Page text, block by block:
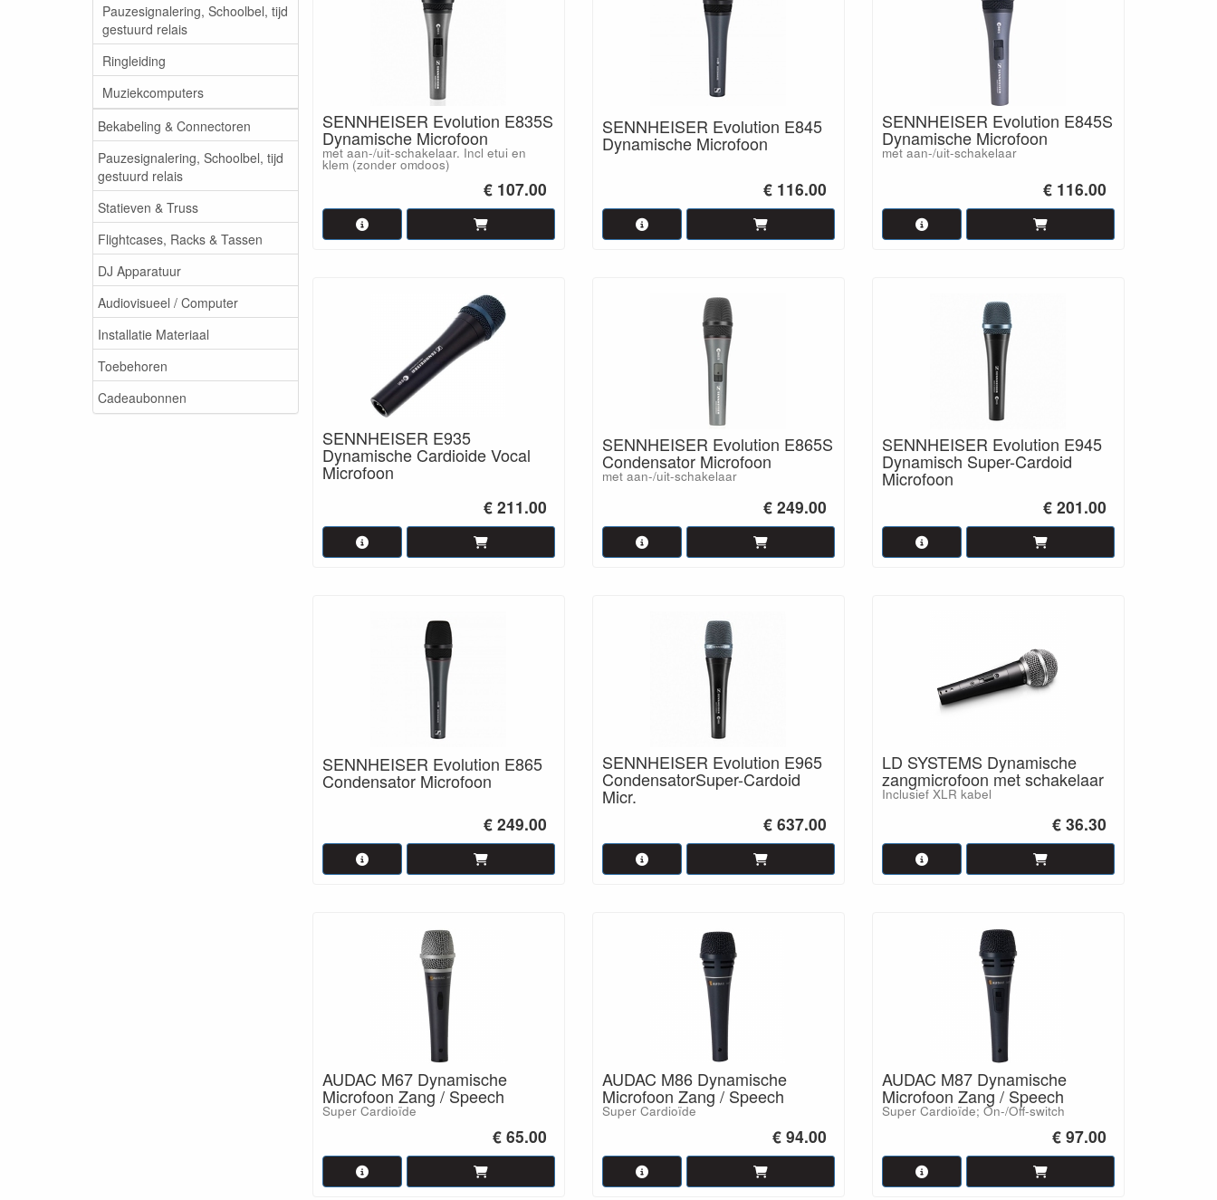
Pauzesignalering, Schoolbel, tijd
gestuurd relais
Ringleiding
Muziekcomputers
Bekabeling & Connectoren
Pauzesignalering, Schoolbel, tijd
gestuurd relais
Statieven & Truss
Flightcases, Racks & Tassen
DJ Apparatuur
Audiovisueel / Computer
Installatie Materiaal
Toebehoren
Cadeaubonnen
SENNHEISER Evolution E835S
Dynamische Microfoon
met aan-/uit-schakelaar. Incl etui en
klem (zonder omdoos)
€ 107.00
SENNHEISER Evolution E845
Dynamische Microfoon
€ 116.00
SENNHEISER Evolution E845S
Dynamische Microfoon
met aan-/uit-schakelaar
€ 116.00
SENNHEISER E935
Dynamische Cardioide Vocal
Microfoon
€ 211.00
SENNHEISER Evolution E865S
Condensator Microfoon
met aan-/uit-schakelaar
€ 249.00
SENNHEISER Evolution E945
Dynamisch Super-Cardoid
Microfoon
€ 201.00
SENNHEISER Evolution E865
Condensator Microfoon
€ 249.00
SENNHEISER Evolution E965
CondensatorSuper-Cardoid
Micr.
€ 637.00
LD SYSTEMS Dynamische
zangmicrofoon met schakelaar
Inclusief XLR kabel
€ 36.30
AUDAC M67 Dynamische
Microfoon Zang / Speech
Super Cardioïde
€ 65.00
AUDAC M86 Dynamische
Microfoon Zang / Speech
Super Cardioïde
€ 94.00
AUDAC M87 Dynamische
Microfoon Zang / Speech
Super Cardioïde; On-/Off-switch
€ 97.00